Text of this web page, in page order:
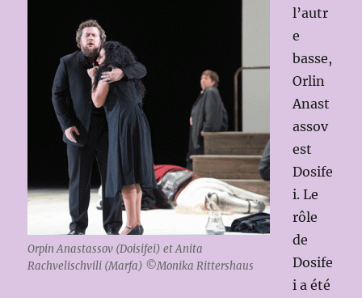
Orpin Anastassov (Doisifei) et Anita
Rachvelischvili (Marfa) ©Monika Rittershaus
l’autr
e
basse,
Orlin
Anast
assov
est
Dosife
i. Le
rôle
de
Dosife
i a été